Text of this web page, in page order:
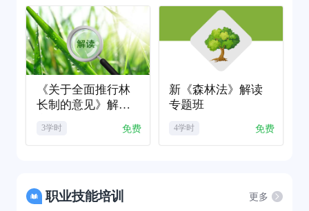
《关于全面推行林
长制的意见》解读
3学时 免费
新《森林法》解读
专题班
4学时 免费
职业技能培训 更多